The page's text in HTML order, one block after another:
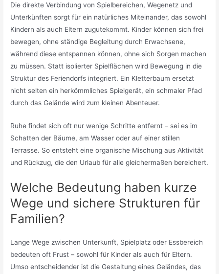
Die direkte Verbindung von Spielbereichen, Wegenetz und
Unterkünften sorgt für ein natürliches Miteinander, das sowohl
Kindern als auch Eltern zugutekommt. Kinder können sich frei
bewegen, ohne ständige Begleitung durch Erwachsene,
während diese entspannen können, ohne sich Sorgen machen
zu müssen. Statt isolierter Spielflächen wird Bewegung in die
Struktur des Feriendorfs integriert. Ein Kletterbaum ersetzt
nicht selten ein herkömmliches Spielgerät, ein schmaler Pfad
durch das Gelände wird zum kleinen Abenteuer.
Ruhe findet sich oft nur wenige Schritte entfernt – sei es im
Schatten der Bäume, am Wasser oder auf einer stillen
Terrasse. So entsteht eine organische Mischung aus Aktivität
und Rückzug, die den Urlaub für alle gleichermaßen bereichert.
Welche Bedeutung haben kurze
Wege und sichere Strukturen für
Familien?
Lange Wege zwischen Unterkunft, Spielplatz oder Essbereich
bedeuten oft Frust – sowohl für Kinder als auch für Eltern.
Umso entscheidender ist die Gestaltung eines Geländes, das